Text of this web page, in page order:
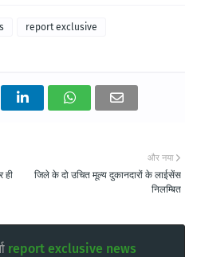
report exclusive
और नया
जिले के दो उचित मूल्य दुकानदारों के लाईसेंस
निलम्बित
ही
report exclusive news